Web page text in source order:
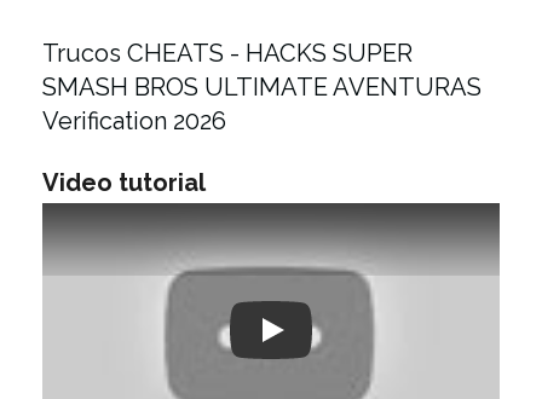
Trucos CHEATS - HACKS SUPER
SMASH BROS ULTIMATE AVENTURAS
Verification 2026
Video tutorial
Play: Keynote (Google I/O '18)